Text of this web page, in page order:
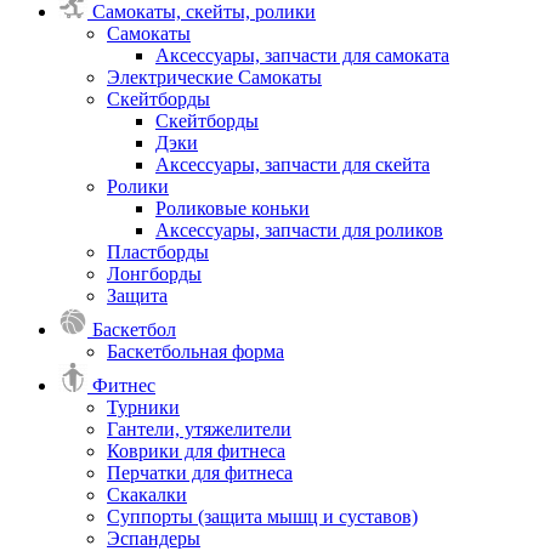
Самокаты, скейты, ролики
Самокаты
Аксессуары, запчасти для самоката
Электрические Самокаты
Скейтборды
Скейтборды
Дэки
Аксессуары, запчасти для скейта
Ролики
Роликовые коньки
Аксессуары, запчасти для роликов
Пластборды
Лонгборды
Защита
Баскетбол
Баскетбольная форма
Фитнес
Турники
Гантели, утяжелители
Коврики для фитнеса
Перчатки для фитнеса
Скакалки
Суппорты (защита мышц и суставов)
Эспандеры